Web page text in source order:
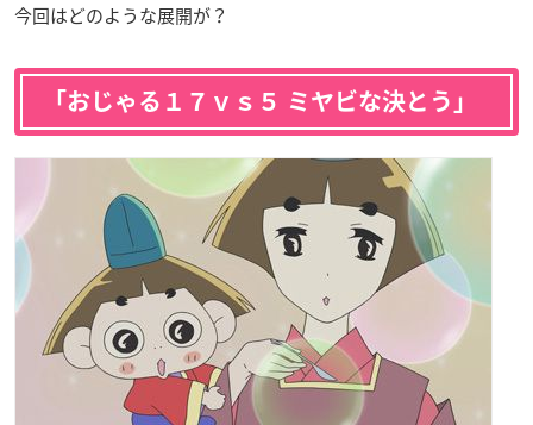
今回はどのような展開が？
「おじゃる１７ｖｓ５ ミヤビな決とう」